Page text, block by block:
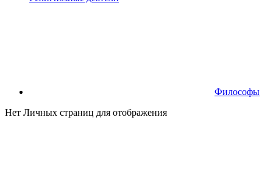
Философы
Нет Личных страниц для отображения